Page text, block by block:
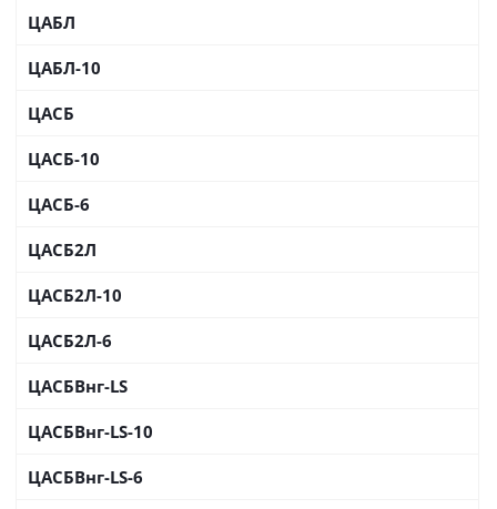
ЦАБЛ
ЦАБЛ-10
ЦАСБ
ЦАСБ-10
ЦАСБ-6
ЦАСБ2Л
ЦАСБ2Л-10
ЦАСБ2Л-6
ЦАСБВнг-LS
ЦАСБВнг-LS-10
ЦАСБВнг-LS-6